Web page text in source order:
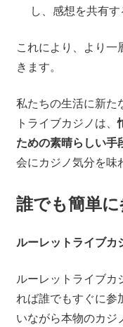
し、感想を共有す
これにより、より
きます。
私たちの生活に新た
トライブカジノは、
ための素晴らしい手
会にカジノ気分を味
誰でも簡単
ルーレットライブカ
ルーレットライブカ
れば誰でもすぐに参
いながら本物のカジ